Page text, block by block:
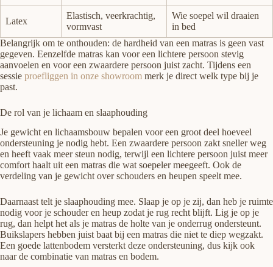
Latex
Elastisch, veerkrachtig,
vormvast
Wie soepel wil draaien
in bed
Belangrijk om te onthouden: de hardheid van een matras is geen vast
gegeven. Eenzelfde matras kan voor een lichtere persoon stevig
aanvoelen en voor een zwaardere persoon juist zacht. Tijdens een
sessie proefliggen in onze showroom merk je direct welk type bij je
past.
De rol van je lichaam en slaaphouding
Je gewicht en lichaamsbouw bepalen voor een groot deel hoeveel
ondersteuning je nodig hebt. Een zwaardere persoon zakt sneller weg
en heeft vaak meer steun nodig, terwijl een lichtere persoon juist meer
comfort haalt uit een matras die wat soepeler meegeeft. Ook de
verdeling van je gewicht over schouders en heupen speelt mee.
Daarnaast telt je slaaphouding mee. Slaap je op je zij, dan heb je ruimte
nodig voor je schouder en heup zodat je rug recht blijft. Lig je op je
rug, dan helpt het als je matras de holte van je onderrug ondersteunt.
Buikslapers hebben juist baat bij een matras die niet te diep wegzakt.
Een goede lattenbodem versterkt deze ondersteuning, dus kijk ook
naar de combinatie van matras en bodem.